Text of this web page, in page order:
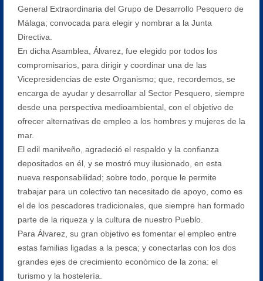
General Extraordinaria del Grupo de Desarrollo Pesquero de
Málaga; convocada para elegir y nombrar a la Junta
Directiva.
En dicha Asamblea, Álvarez, fue elegido por todos los
compromisarios, para dirigir y coordinar una de las
Vicepresidencias de este Organismo; que, recordemos, se
encarga de ayudar y desarrollar al Sector Pesquero, siempre
desde una perspectiva medioambiental, con el objetivo de
ofrecer alternativas de empleo a los hombres y mujeres de la
mar.
El edil manilveño, agradeció el respaldo y la confianza
depositados en él, y se mostró muy ilusionado, en esta
nueva responsabilidad; sobre todo, porque le permite
trabajar para un colectivo tan necesitado de apoyo, como es
el de los pescadores tradicionales, que siempre han formado
parte de la riqueza y la cultura de nuestro Pueblo.
Para Álvarez, su gran objetivo es fomentar el empleo entre
estas familias ligadas a la pesca; y conectarlas con los dos
grandes ejes de crecimiento económico de la zona: el
turismo y la hostelería.